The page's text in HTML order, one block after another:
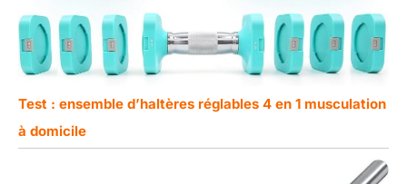
Test : ensemble d’haltères réglables 4 en 1 musculation
à domicile